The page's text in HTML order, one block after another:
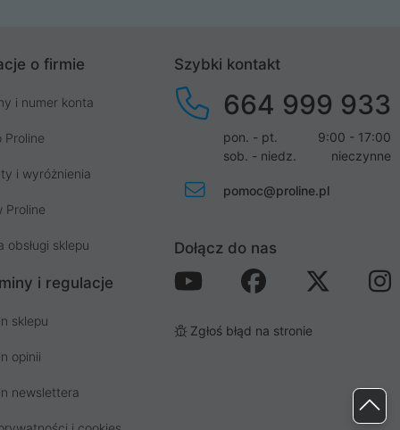
o firmie
i numer konta
Proline
i wyróżnienia
Proline
obsługi sklepu
i regulacje
sklepu
opinii
newslettera
Szybki kontakt
664 999 933
pon. - pt.
9:00 - 17:00
sob. - niedz.
nieczynne
pomoc@proline.pl
Dołącz do nas
Zgłoś błąd na stronie